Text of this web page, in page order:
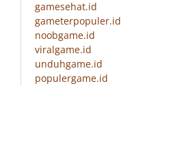
gamesehat.id
gameterpopuler.id
noobgame.id
viralgame.id
unduhgame.id
populergame.id